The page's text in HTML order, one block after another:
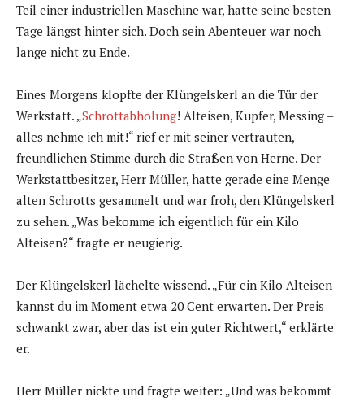
Teil einer industriellen Maschine war, hatte seine besten
Tage längst hinter sich. Doch sein Abenteuer war noch
lange nicht zu Ende.
Eines Morgens klopfte der Klüngelskerl an die Tür der
Werkstatt. „Schrottabholung! Alteisen, Kupfer, Messing –
alles nehme ich mit!“ rief er mit seiner vertrauten,
freundlichen Stimme durch die Straßen von Herne. Der
Werkstattbesitzer, Herr Müller, hatte gerade eine Menge
alten Schrotts gesammelt und war froh, den Klüngelskerl
zu sehen. „Was bekomme ich eigentlich für ein Kilo
Alteisen?“ fragte er neugierig.
Der Klüngelskerl lächelte wissend. „Für ein Kilo Alteisen
kannst du im Moment etwa 20 Cent erwarten. Der Preis
schwankt zwar, aber das ist ein guter Richtwert,“ erklärte
er.
Herr Müller nickte und fragte weiter: „Und was bekommt